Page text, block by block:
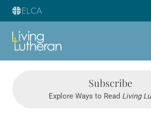
Subscribe
Explore Ways to Read Living